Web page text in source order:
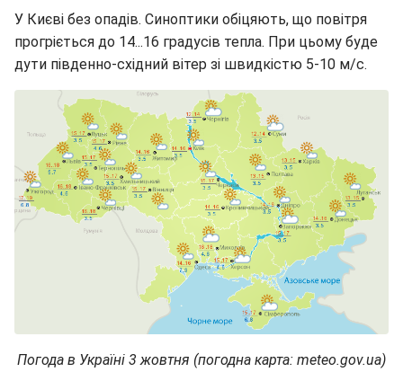
У Києві без опадів. Синоптики обіцяють, що повітря
прогріється до 14...16 градусів тепла. При цьому буде
дути південно-східний вітер зі швидкістю 5-10 м/с.
Погода в Україні 3 жовтня (погодна карта: meteo.gov.ua)